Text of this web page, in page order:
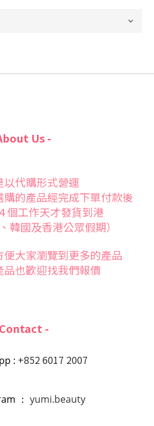
Us -
以代購形式營運
的產品經完成下單付款後
個工作天才發貨到港
韓國及香港公眾假期）
便大家瀏覽到更多的產品
品也歡迎找我們報價
-
: +852 6017 2007
： yumi.beauty